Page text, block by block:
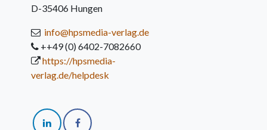
D-35406 Hungen
info@hpsmedia-verlag.de
++49 (0) 6402-7082660
https://hpsmedia-
verlag.de/helpdesk